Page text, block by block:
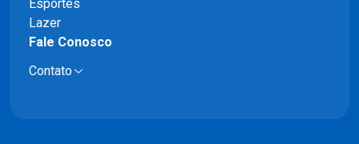
Esportes
Lazer
Fale Conosco
Contato